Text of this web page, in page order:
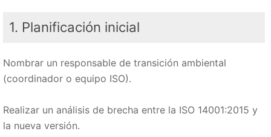
1. Planificación inicial
Nombrar un responsable de transición ambiental
(coordinador o equipo ISO).
Realizar un análisis de brecha entre la ISO 14001:2015 y
la nueva versión.